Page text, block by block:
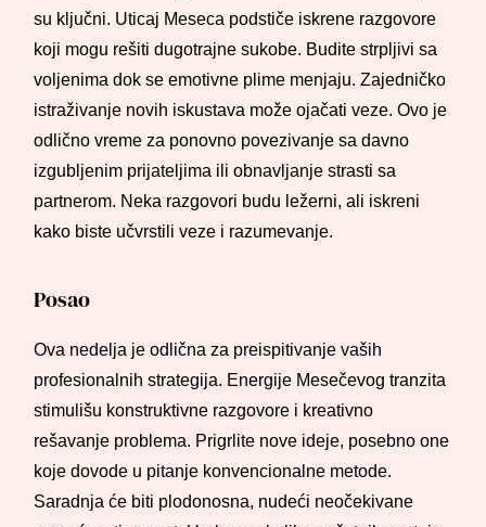
su ključni. Uticaj Meseca podstiče iskrene razgovore
koji mogu rešiti dugotrajne sukobe. Budite strpljivi sa
voljenima dok se emotivne plime menjaju. Zajedničko
istraživanje novih iskustava može ojačati veze. Ovo je
odlično vreme za ponovno povezivanje sa davno
izgubljenim prijateljima ili obnavljanje strasti sa
partnerom. Neka razgovori budu ležerni, ali iskreni
kako biste učvrstili veze i razumevanje.
Posao
Ova nedelja je odlična za preispitivanje vaših
profesionalnih strategija. Energije Mesečevog tranzita
stimulišu konstruktivne razgovore i kreativno
rešavanje problema. Prigrlite nove ideje, posebno one
koje dovode u pitanje konvencionalne metode.
Saradnja će biti plodonosna, nudeći neočekivane